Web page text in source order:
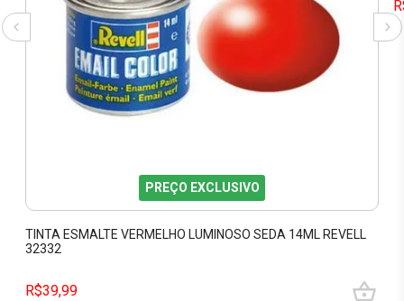
PREÇO EXCLUSIVO
TINTA ESMALTE VERMELHO LUMINOSO SEDA 14ML REVELL
32332
R$39,99